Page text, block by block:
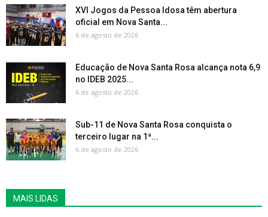
XVI Jogos da Pessoa Idosa têm abertura
oficial em Nova Santa...
6 de agosto de 2026
Educação de Nova Santa Rosa alcança nota 6,9
no IDEB 2025...
6 de agosto de 2026
Sub-11 de Nova Santa Rosa conquista o
terceiro lugar na 1ª...
6 de agosto de 2026
MAIS LIDAS